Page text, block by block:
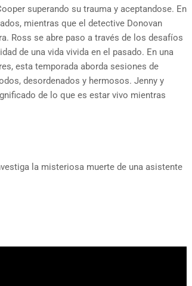
superando su trauma y aceptandose. En
mientras que el detective Donovan
Ross se abre paso a través de los desafíos
de una vida vivida en el pasado. En una
esta temporada aborda sesiones de
desordenados y hermosos. Jenny y
de lo que es estar vivo mientras
la misteriosa muerte de una asistente